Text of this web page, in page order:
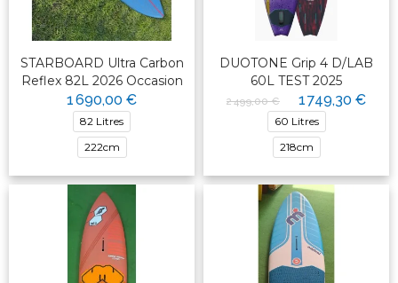
STARBOARD Ultra Carbon
Reflex 82L 2026 Occasion
1 690,00 €
82 Litres
222cm
DUOTONE Grip 4 D/LAB
60L TEST 2025
2 499,00 € 1 749,30 €
60 Litres
218cm